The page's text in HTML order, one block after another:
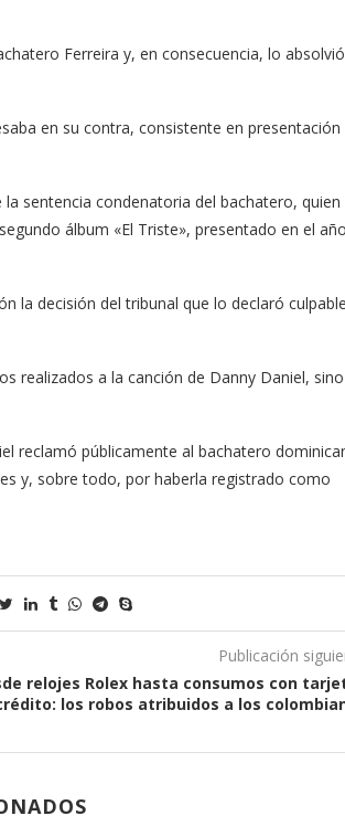
Ferreira y, en consecuencia, lo
en su contra, consistente en presentación
sentencia condenatoria del bachatero, quien
álbum «El Triste», presentado en el año
la decisión del tribunal que lo declaró culpable
realizados a la canción de Danny Daniel,
reclamó públicamente al bachatero
y, sobre todo, por haberla registrado como
Publicación
relojes Rolex hasta consumos con
los robos atribuidos a los